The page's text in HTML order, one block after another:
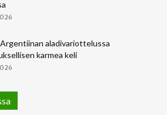
aladivariottelussa
karmea keli